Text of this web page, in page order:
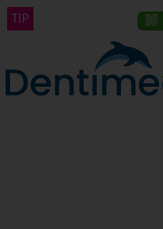
Menu eshopu
TIP